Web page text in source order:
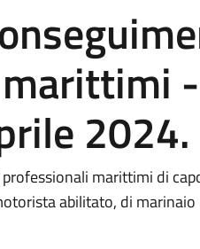
2024.
marittimi di
abilitato, di